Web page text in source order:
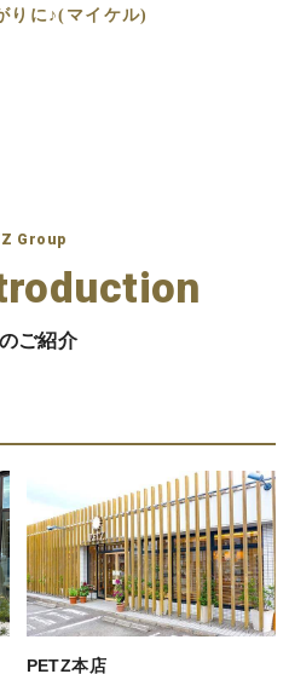
りに♪(マイケル)
Group
ご紹介
PETZ本店